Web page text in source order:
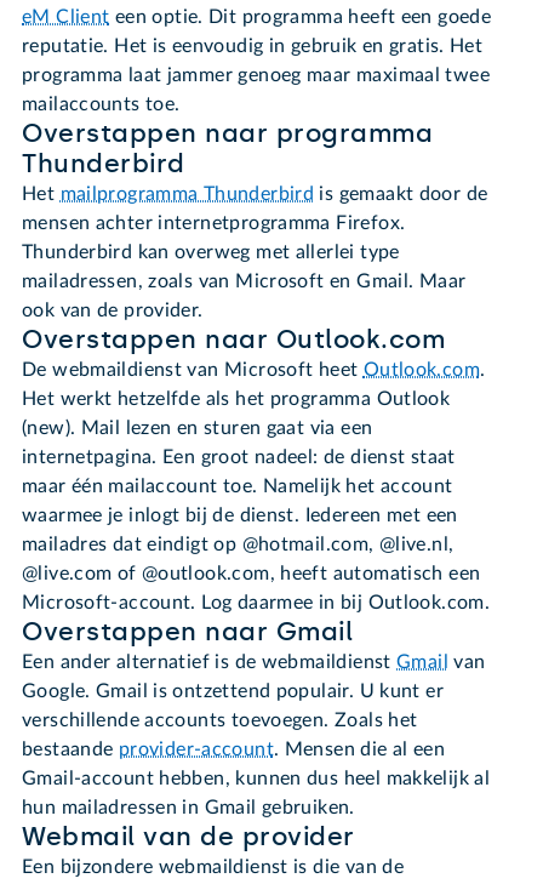
eM Client een optie. Dit programma heeft een goede
reputatie. Het is eenvoudig in gebruik en gratis. Het
programma laat jammer genoeg maar maximaal twee
mailaccounts toe.
Overstappen naar programma
Thunderbird
Het mailprogramma Thunderbird is gemaakt door de
mensen achter internetprogramma Firefox.
Thunderbird kan overweg met allerlei type
mailadressen, zoals van Microsoft en Gmail. Maar
ook van de provider.
Overstappen naar Outlook.com
De webmaildienst van Microsoft heet Outlook.com.
Het werkt hetzelfde als het programma Outlook
(new). Mail lezen en sturen gaat via een
internetpagina. Een groot nadeel: de dienst staat
maar één mailaccount toe. Namelijk het account
waarmee je inlogt bij de dienst. Iedereen met een
mailadres dat eindigt op @hotmail.com, @live.nl,
@live.com of @outlook.com, heeft automatisch een
Microsoft-account. Log daarmee in bij Outlook.com.
Overstappen naar Gmail
Een ander alternatief is de webmaildienstGmail
van
Google. Gmail is ontzettend populair. U kunt er
verschillende accounts toevoegen. Zoals het
bestaande provider-account. Mensen die al een
Gmail-account hebben, kunnen dus heel makkelijk al
hun mailadressen in Gmail gebruiken.
Webmail van de provider
Een bijzondere webmaildienst is die van de